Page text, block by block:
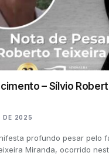
– Sílvio
DE 2025
profundo pesar pelo
Miranda, ocorrido